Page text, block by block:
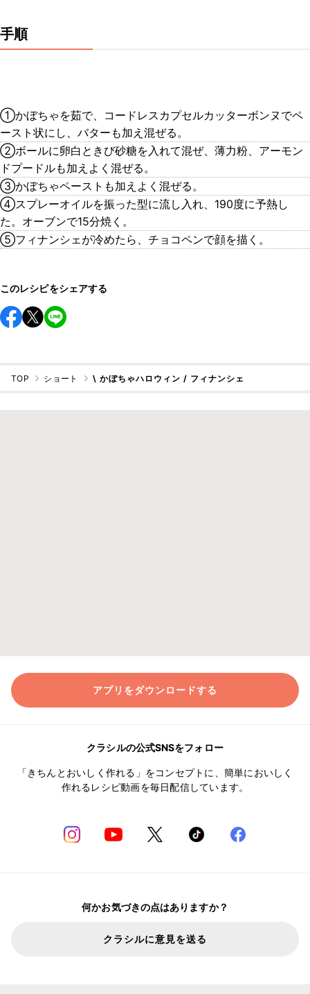
手順
①かぼちゃを茹で、コードレスカプセルカッターボンヌでペ
ースト状にし、バターも加え混ぜる。
②ボールに卵白ときび砂糖を入れて混ぜ、薄力粉、アーモン
ドプードルも加えよく混ぜる。
③かぼちゃペーストも加えよく混ぜる。
④スプレーオイルを振った型に流し入れ、190度に予熱し
た。オーブンで15分焼く。
⑤フィナンシェが冷めたら、チョコペンで顔を描く。
このレシピをシェアする
TOP ショート \ かぼちゃハロウィン / フィナンシェ
アプリをダウンロードする
クラシルの公式SNSをフォロー
「きちんとおいしく作れる」をコンセプトに、簡単においしく
作れるレシピ動画を毎日配信しています。
何かお気づきの点はありますか？
クラシルに意見を送る